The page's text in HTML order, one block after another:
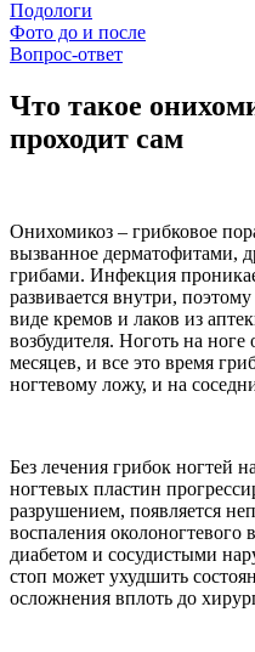
Подологи
Фото до и после
Вопрос-ответ
Что такое
проходит сам
Онихомикоз – грибковое
вызванное дерматофитами,
грибами. Инфекция
развивается внутри,
виде кремов и лаков из
возбудителя. Ноготь на ноге
месяцев, и все это время
ногтевому ложу, и на
Без лечения грибок ногтей
ногтевых пластин
разрушением, появляется
воспаления
диабетом и сосудистыми
стоп может ухудшить
осложнения вплоть до